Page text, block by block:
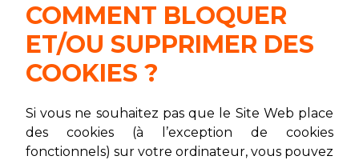
COMMENT BLOQUER
ET/OU SUPPRIMER DES
COOKIES ?
Si vous ne souhaitez pas que le Site Web place
des cookies (à l’exception de cookies
fonctionnels) sur votre ordinateur, vous pouvez